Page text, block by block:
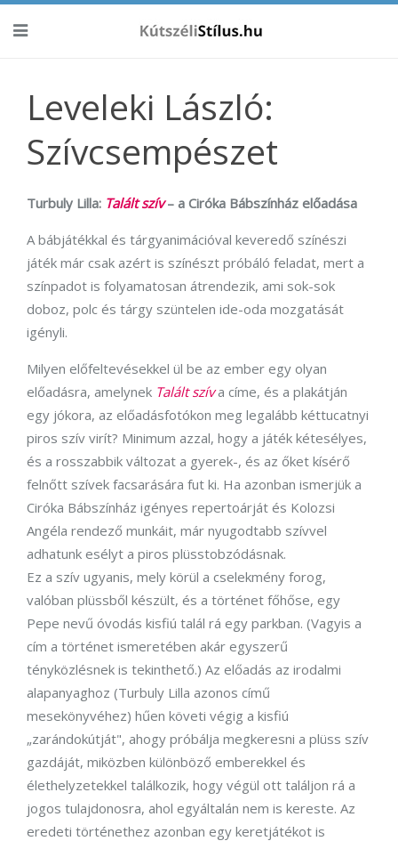
Leveleki László:
Szívcsempészet
Turbuly Lilla: Talált szív– a Ciróka Bábszínház előadása
A bábjátékkal és tárgyanimációval keveredő színészi
játék már csak azért is színészt próbáló feladat, mert a
színpadot is folyamatosan átrendezik, ami sok-sok
doboz, polc és tárgy szüntelen ide-oda mozgatását
igényli.
Milyen előfeltevésekkel ül be az ember egy olyan
előadásra, amelynek Talált szíva címe, és a plakátján
egy jókora, az előadásfotókon meg legalább kéttucatnyi
piros szív virít? Minimum azzal, hogy a játék kétesélyes,
és a rosszabbik változat a gyerek-, és az őket kísérő
felnőtt szívek facsarására fut ki. Ha azonban ismerjük a
Ciróka Bábszínház igényes repertoárját és Kolozsi
Angéla rendező munkáit, már nyugodtabb szívvel
adhatunk esélyt a piros plüsstobzódásnak.
Ez a szív ugyanis, mely körül a cselekmény forog,
valóban plüssből készült, és a történet főhőse, egy
Pepe nevű óvodás kisfiú talál rá egy parkban. (Vagyis a
cím a történet ismeretében akár egyszerű
tényközlésnek is tekinthető.) Az előadás az irodalmi
alapanyaghoz (Turbuly Lilla azonos című
mesekönyvéhez) hűen követi végig a kisfiú
„zarándokútját", ahogy próbálja megkeresni a plüss szív
gazdáját, miközben különböző emberekkel és
élethelyzetekkel találkozik, hogy végül ott találjon rá a
jogos tulajdonosra, ahol egyáltalán nem is kereste. Az
eredeti történethez azonban egy keretjátékot is